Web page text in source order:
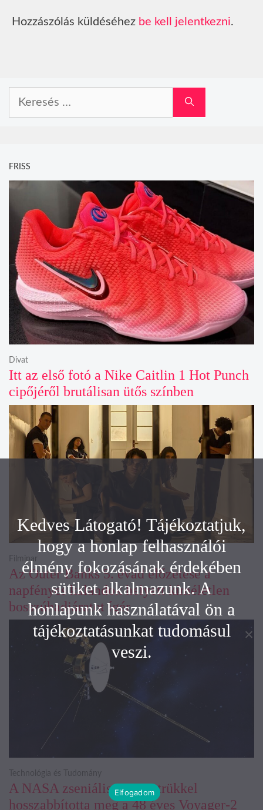
Hozzászólás küldéséhez be kell jelentkezni.
FRISS
Itt az első fotó a Nike Caitlin 1 Hot Punch
cipőjéről brutálisan ütős színben
Divat
Az Outer Banks 5. évad előzetese a
napfényes kalandok helyett kíméletlen
bosszúhadjáratot ígér
Filmipar
A NASA zseniális energiatrükkel
hosszabbította meg a 48 éves Voyager-2
Technológia és Tudomány
Kedves Látogató! Tájékoztatjuk,
hogy a honlap felhasználói
élmény fokozásának érdekében
sütiket alkalmazunk. A
honlapunk használatával ön a
tájékoztatásunkat tudomásul
veszi.
Elfogadom